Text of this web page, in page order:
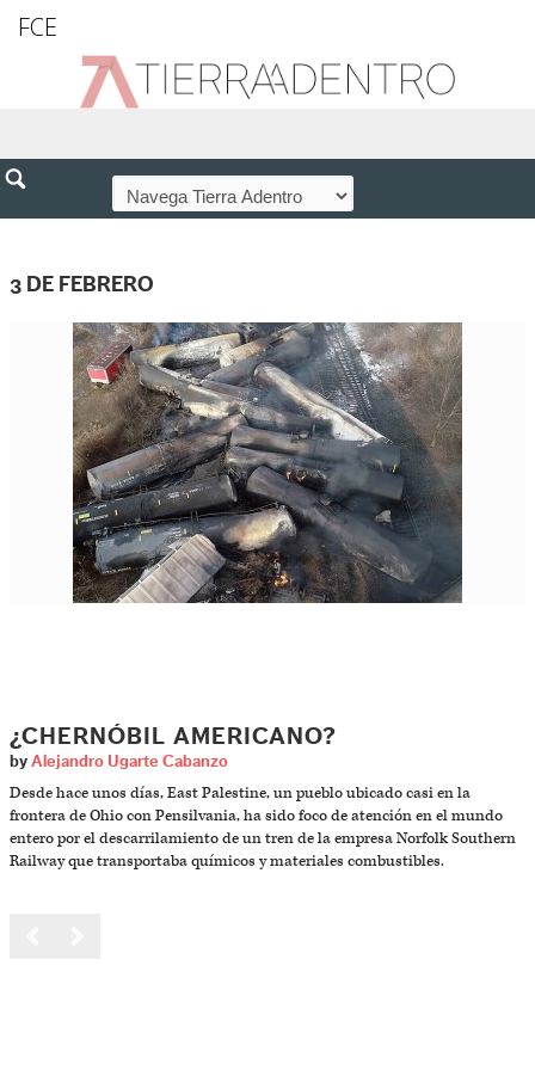
FCE
3 DE FEBRERO
¿CHERNÓBIL AMERICANO?
by Alejandro Ugarte Cabanzo
Desde hace unos días, East Palestine, un pueblo ubicado casi en la
frontera de Ohio con Pensilvania, ha sido foco de atención en el mundo
entero por el descarrilamiento de un tren de la empresa Norfolk Southern
Railway que transportaba químicos y materiales combustibles.